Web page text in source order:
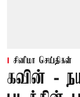
சினிமா செய்திகள்
கவின் -